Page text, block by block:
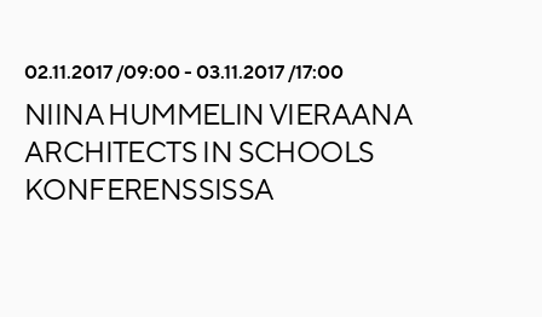
02.11.2017 /09:00 - 03.11.2017 /17:00
NIINA HUMMELIN VIERAANA
ARCHITECTS IN SCHOOLS
KONFERENSSISSA